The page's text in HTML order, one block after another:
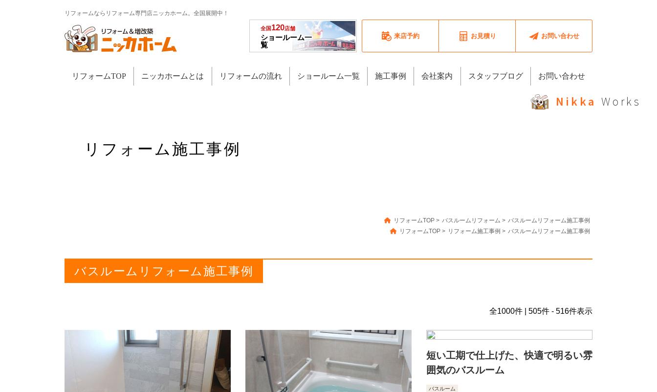
リフォームならリフォーム専門店ニッカホーム。全国展開中！
全国120店舗
ショールーム一
覧
来店予約 お見積り お問い合わせ
リフォームTOP ニッカホームとは リフォームの流れ ショールーム一覧 施工事例 会社案内 スタッフブログ お問い合わせ
Nikka Works
リフォーム施工事例
リフォームTOP > バスルームリフォーム > バスルームリフォーム施工事例
リフォームTOP > リフォーム施工事例 > バスルームリフォーム施工事例
バスルームリフォーム施工事例
全1000件 | 505件 - 516件表示
短い工期で仕上げた、快適で明るい雰
囲気のバスルーム
バスルーム